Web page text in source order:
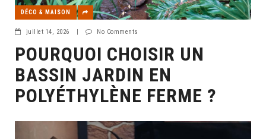
DÉCO & MAISON
juillet 14, 2026 | No Comments
POURQUOI CHOISIR UN
BASSIN JARDIN EN
POLYÉTHYLÈNE FERME ?